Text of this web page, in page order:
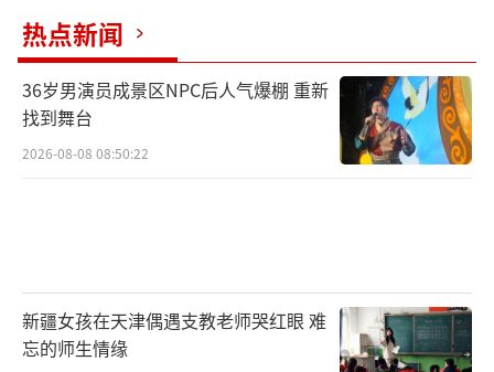
热点新闻
36岁男演员成景区NPC后人气爆棚 重新
找到舞台
2026-08-08 08:50:22
新疆女孩在天津偶遇支教老师哭红眼 难
忘的师生情缘